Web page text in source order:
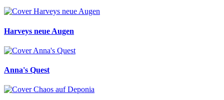
Harveys neue Augen
Anna's Quest